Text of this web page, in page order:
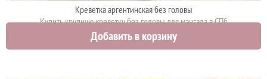
Креветка аргентинская без головы
Купить крупную креветку без головы для мангала в СПб
3150 руб.
Добавить в корзину